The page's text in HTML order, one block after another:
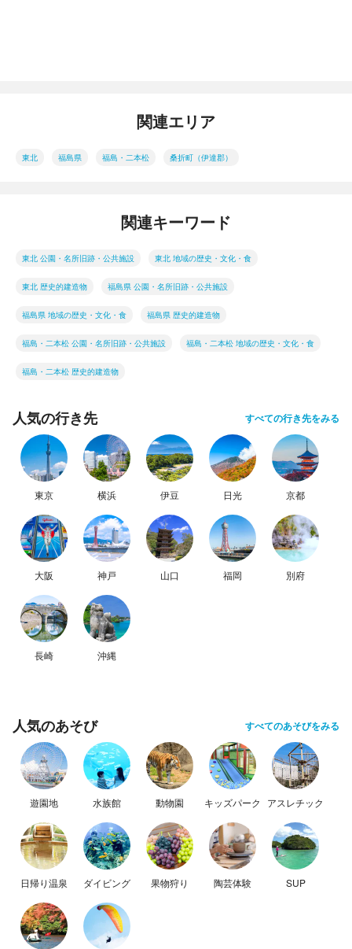
関連エリア
東北 福島県 福島・二本松 桑折町（伊達郡）
関連キーワード
東北 公園・名所旧跡・公共施設 東北 地域の歴史・文化・食
東北 歴史的建造物 福島県 公園・名所旧跡・公共施設
福島県 地域の歴史・文化・食 福島県 歴史的建造物
福島・二本松 公園・名所旧跡・公共施設 福島・二本松 地域の歴史・文化・食
福島・二本松 歴史的建造物
人気の行き先 すべての行き先をみる
東京 横浜 伊豆 日光 京都
大阪 神戸 山口 福岡 別府
長崎 沖縄
人気のあそび すべてのあそびをみる
遊園地 水族館 動物園 キッズパーク アスレチック
日帰り温泉 ダイビング 果物狩り 陶芸体験 SUP